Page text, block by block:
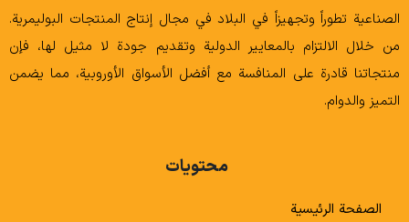
الصناعية تطوراً وتجهيزاً في البلاد في مجال إنتاج المنتجات البوليمرية.
من خلال الالتزام بالمعايير الدولية وتقديم جودة لا مثيل لها، فإن
منتجاتنا قادرة على المنافسة مع أفضل الأسواق الأوروبية، مما يضمن
التميز والدوام.
محتويات
الصفحة الرئيسية